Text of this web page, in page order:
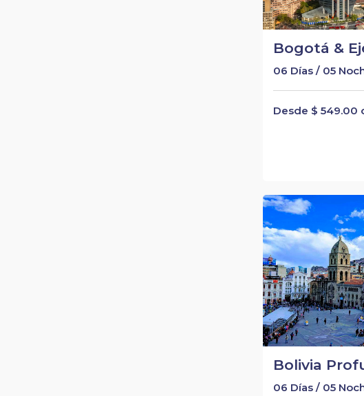
Bogotá &
06 Días / 05
Desde $ 549.00
Bolivia
06 Días / 05